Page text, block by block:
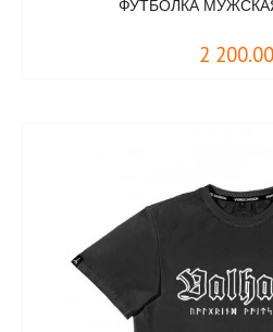
ФУТБОЛКА МУЖСКАЯ
2 200.00